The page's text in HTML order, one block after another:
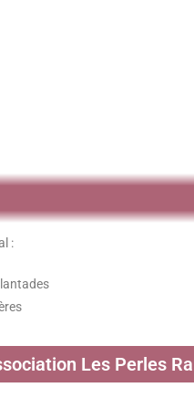
:
Les Perles